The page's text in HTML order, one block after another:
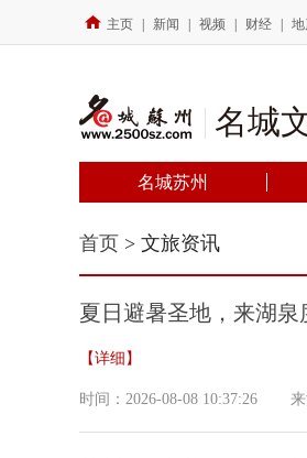
主页 新闻 视频 财经
名城
名城苏州
首页 > 文旅资讯
夏日避暑圣地，来湖
【详细】
时间：2026-08-08 10:37:26